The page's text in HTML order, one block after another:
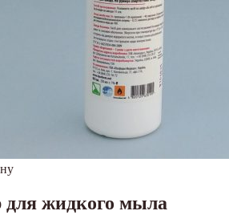
для жидкого мыла